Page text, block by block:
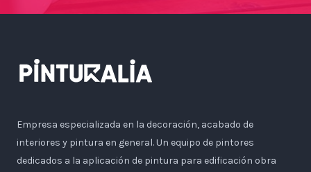
Empresa especializada en la decoración, acabado de
interiores y pintura en general. Un equipo de pintores
dedicados a la aplicación de pintura para edificación obra